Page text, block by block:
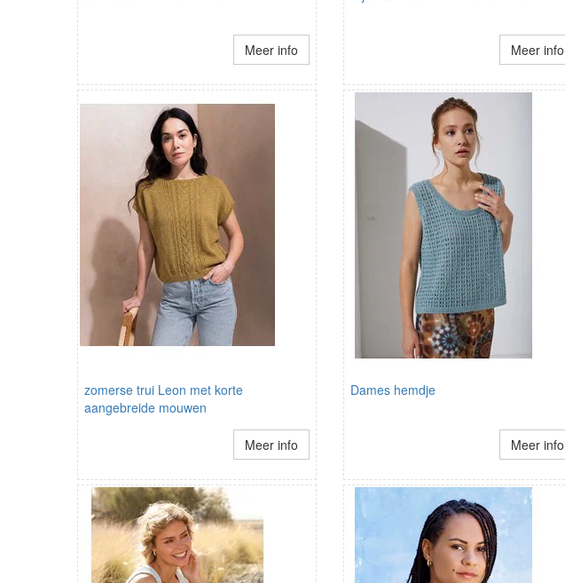
Meer info Meer info
zomerse trui Leon met korte
aangebreide mouwen
Meer info
Dames hemdje
Meer info